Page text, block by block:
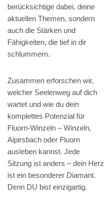
berücksichtige dabei, deine
aktuellen Themen, sondern
auch die Stärken und
Fähigkeiten, die tief in dir
schlummern.
Zusammen erforschen wir,
welcher Seelenweg auf dich
wartet und wie du dein
komplettes Potenzial für
Fluorn-Winzeln – Winzeln,
Alpirsbach oder Fluorn
ausleben kannst. Jede
Sitzung ist anders – dein Herz
ist ein besonderer Diamant.
Denn DU bist einzigartig.